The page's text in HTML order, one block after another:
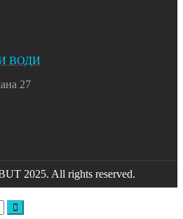
ВОДИ
27
2025. All rights reserved.